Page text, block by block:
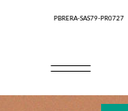
PBRERA-SAS79-PR0727